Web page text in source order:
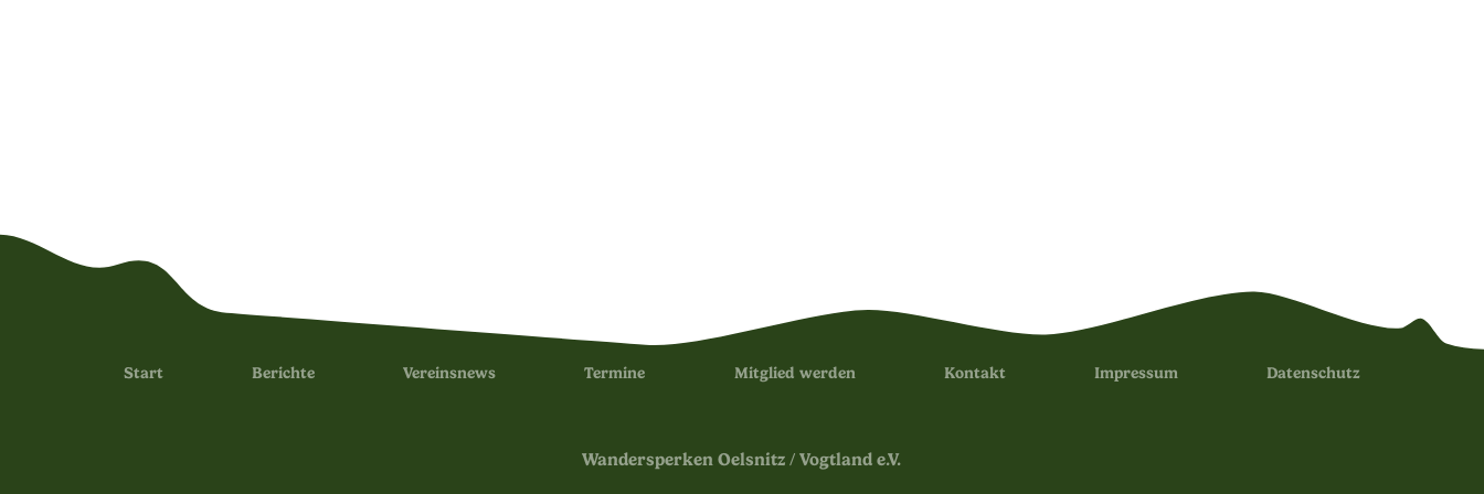
Start Berichte Vereinsnews Termine Mitglied werden Kontakt Impressum Datenschutz
Wandersperken Oelsnitz / Vogtland e.V.